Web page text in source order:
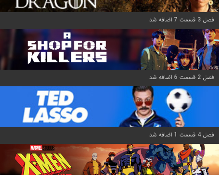
فصل 3 قسمت 7 اضافه شد
فصل 2 قسمت 6 اضافه شد
فصل 4 قسمت 1 اضافه شد